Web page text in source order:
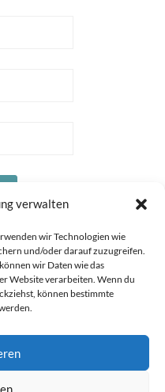
verwalten
wir Technologien wie
und/oder darauf zuzugreifen.
wir Daten wie das
Website verarbeiten. Wenn du
können bestimmte
ÜBER
durch Google Analytics